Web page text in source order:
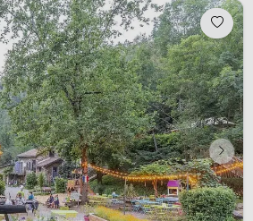
kun je kennis maken met de
en genieten van de gezelligheid
drankjes. Bij streekproducten uit
aan lokale wijnen, planten- en
bekende Franse kwaliteitskazen als
d’Ambert, Salers en Saint-Nectare.
in Nederland